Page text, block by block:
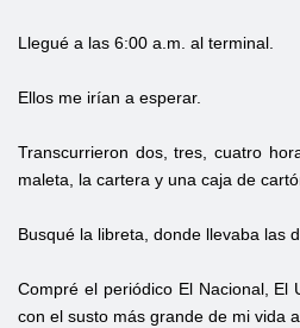
Llegué a las 6:00 a.m. al terminal.
Ellos me irían a esperar.
Transcurrieron dos, tres, cuatro
maleta, la cartera y una caja de
Busqué la libreta, donde llevaba las
Compré el periódico El Nacional, El
con el susto más grande de mi vida